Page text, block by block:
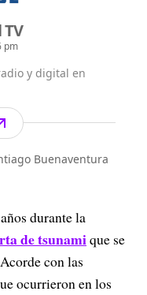
pm
y digital en
Buenaventura
durante la
de tsunamique se
con las
ocurrieron en los